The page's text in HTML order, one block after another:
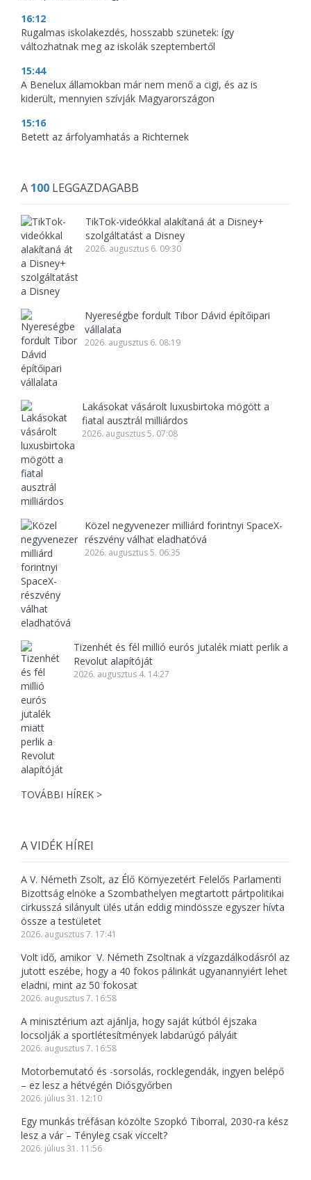
16:12
Rugalmas iskolakezdés, hosszabb szünetek: így
változhatnak meg az iskolák szeptembertől
15:44
A Benelux államokban már nem menő a cigi, és az is
kiderült, mennyien szívják Magyarországon
15:16
Betett az árfolyamhatás a Richternek
A 100 LEGGAZDAGABB
TikTok-videókkal alakítaná át a Disney+
szolgáltatást a Disney
2026. augusztus 6. 09:30
Nyereségbe fordult Tibor Dávid építőipari
vállalata
2026. augusztus 6. 08:19
Lakásokat vásárolt luxusbirtoka mögött a
fiatal ausztrál milliárdos
2026. augusztus 5. 07:08
Közel negyvenezer milliárd forintnyi SpaceX-
részvény válhat eladhatóvá
2026. augusztus 5. 06:35
Tizenhét és fél millió eurós jutalék miatt perlik a
Revolut alapítóját
2026. augusztus 4. 14:27
TOVÁBBI HÍREK >
A VIDÉK HÍREI
A V. Németh Zsolt, az Élő Környezetért Felelős Parlamenti
Bizottság elnöke a Szombathelyen megtartott pártpolitikai
cirkusszá silányult ülés után eddig mindössze egyszer hívta
össze a testületet
2026. augusztus 7. 17:41
Volt idő, amikor V. Németh Zsoltnak a vízgazdálkodásról az
jutott eszébe, hogy a 40 fokos pálinkát ugyanannyiért lehet
eladni, mint az 50 fokosat
2026. augusztus 7. 16:58
A minisztérium azt ajánlja, hogy saját kútból éjszaka
locsolják a sportlétesítmények labdarúgó pályáit
2026. augusztus 7. 16:58
Motorbemutató és -sorsolás, rocklegendák, ingyen belépő
– ez lesz a hétvégén Diósgyőrben
2026. július 31. 12:10
Egy munkás tréfásan közölte Szopkó Tiborral, 2030-ra kész
lesz a vár – Tényleg csak viccelt?
2026. július 31. 11:56